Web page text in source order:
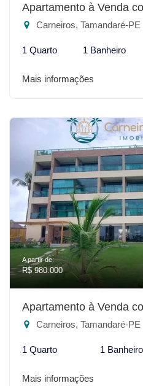
Apartamento à Venda
Carneiros, Tamandaré-PE
1 Quarto 1 Banheiro
Mais informações
A partir de:
R$ 980.000
Apartamento à Venda
Carneiros, Tamandaré-PE
1 Quarto 1 Banheiro
Mais informações